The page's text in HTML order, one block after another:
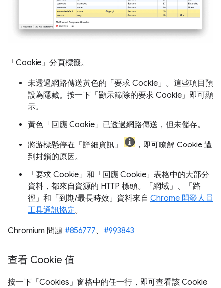
「Cookie」 分頁標籤。
未透過網路傳送黃色的「要求 Cookie」 。這些項目預
設為隱藏。按一下「顯示篩除的要求 Cookie」 即可顯
示。
黃色「回應 Cookie」 已透過網路傳送，但未儲存。
將游標懸停在「詳細資訊」
，即可瞭解 Cookie 遭
到封鎖的原因。
「要求 Cookie」 和「回應 Cookie」 表格中的大部分
資料，都來自資源的 HTTP 標頭。「網域」、「路
徑」和「到期/最長時效」資料來自 Chrome 開發人員
工具通訊協定。
Chromium 問題 #856777、 #993843
查看 Cookie 值
按一下「Cookies」窗格中的任一行，即可查看該 Cookie